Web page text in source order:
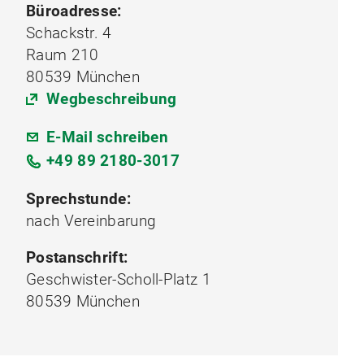
Büroadresse:
Schackstr. 4
Raum 210
80539 München
Wegbeschreibung
E-Mail schreiben
+49 89 2180-3017
Sprechstunde:
nach Vereinbarung
Postanschrift:
Geschwister-Scholl-Platz 1
80539 München